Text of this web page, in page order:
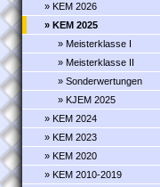
» KEM 2026
» KEM 2025
» Meisterklasse I
» Meisterklasse II
» Sonderwertungen
» KJEM 2025
» KEM 2024
» KEM 2023
» KEM 2020
» KEM 2010-2019